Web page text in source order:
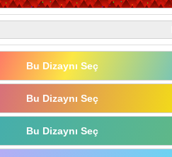
Bu Dizaynı Seç
Bu Dizaynı Seç
Bu Dizaynı Seç